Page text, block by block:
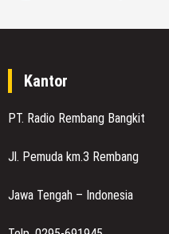
Kantor
PT. Radio Rembang Bangkit
Jl. Pemuda km.3 Rembang
Jawa Tengah – Indonesia